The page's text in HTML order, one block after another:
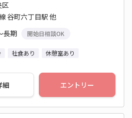
区
谷町六丁目駅 他
長期
開始日相談OK
社食あり 休憩室あり
細 エントリー